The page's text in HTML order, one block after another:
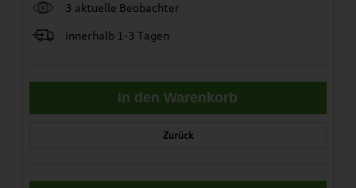
3 aktuelle Beobachter
innerhalb 1-3 Tagen
Zurück